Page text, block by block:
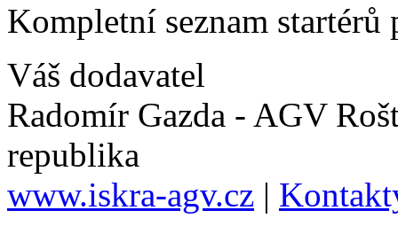
Kompletní seznam
Váš dodavatel
Radomír Gazda - AGV
republika
www.iskra-agv.cz |